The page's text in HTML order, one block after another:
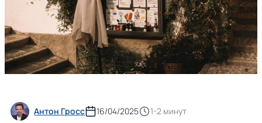
Антон Гросс 16/04/2025 1-2 минут